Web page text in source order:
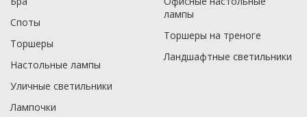
Споты
Торшеры
Настольные лампы
Уличные светильники
Лампочки
лампы
Торшеры на треноге
Ландшафтные светильники